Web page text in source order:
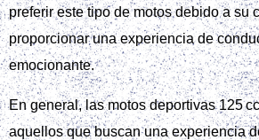
preferir este tipo de motos debido a su
proporcionar una experiencia de
emocionante.
En general, las motos deportivas 125
aquellos que buscan una experiencia